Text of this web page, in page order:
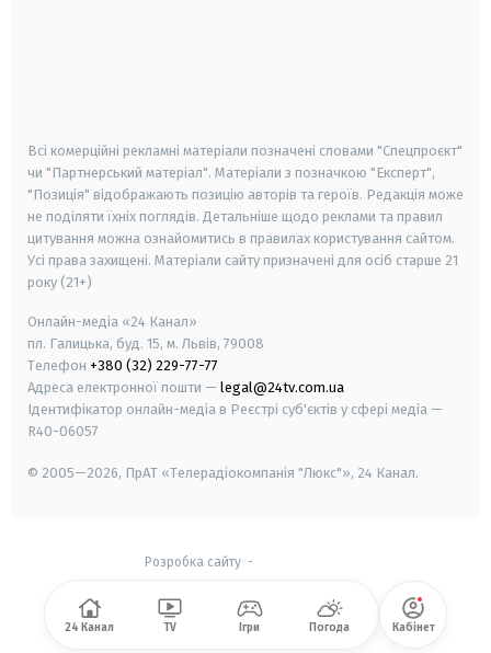
Всі комерційні рекламні матеріали позначені словами "Спецпроєкт"
чи "Партнерський матеріал". Матеріали з позначкою "Експерт",
"Позиція" відображають позицію авторів та героїв. Редакція може
не поділяти їхніх поглядів. Детальніше щодо реклами та правил
цитування можна ознайомитись в правилах користування сайтом.
Усі права захищені. Матеріали сайту призначені для осіб старше 21
року (21+)
Онлайн-медіа «24 Канал»
пл. Галицька, буд. 15, м. Львів, 79008
Телефон +380 (32) 229-77-77
Адреса електронної пошти — legal@24tv.com.ua
Ідентифікатор онлайн-медіа в Реєстрі суб'єктів у сфері медіа —
R40-06057
© 2005—2026, ПрАТ «Телерадіокомпанія "Люкс"», 24 Канал.
Розробка сайту-
24 Канал TV Ігри Погода Кабінет